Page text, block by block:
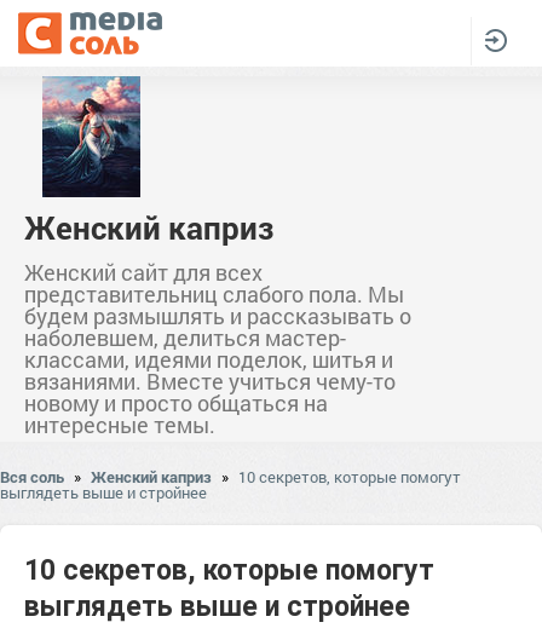
Женский каприз
Женский сайт для всех
представительниц слабого пола. Мы
будем размышлять и рассказывать о
наболевшем, делиться мастер-
классами, идеями поделок, шитья и
вязаниями. Вместе учиться чему-то
новому и просто общаться на
интересные темы.
Вся соль » Женский каприз » 10 секретов, которые помогут
выглядеть выше и стройнее
10 секретов, которые помогут
выглядеть выше и стройнее